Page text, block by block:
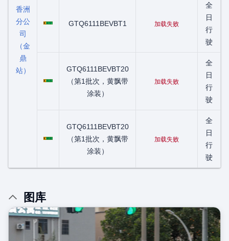
香洲
分公
司
（金
鼎
站）
GTQ6111BEVBT1 加载失败
全
日
行
驶
粤C05105D
GTQ6111BEVBT20
（第1批次，黄飘带
涂装）
加载失败
全
日
行
驶
粤C08506D
GTQ6111BEVBT20
（第1批次，黄飘带
涂装）
加载失败
全
日
行
驶
图库